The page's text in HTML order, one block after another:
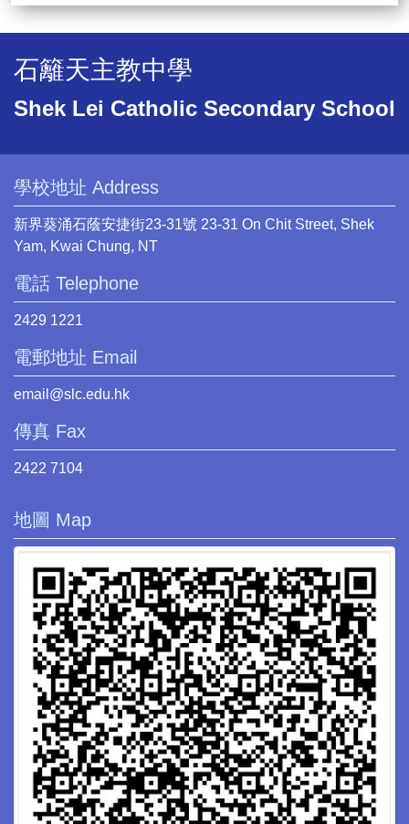
石籬天主教中學
Shek Lei Catholic Secondary School
學校地址 Address
新界葵涌石蔭安捷街23-31號 23-31 On Chit Street, Shek
Yam, Kwai Chung, NT
電話 Telephone
2429 1221
電郵地址 Email
email@slc.edu.hk
傳真 Fax
2422 7104
地圖 Map